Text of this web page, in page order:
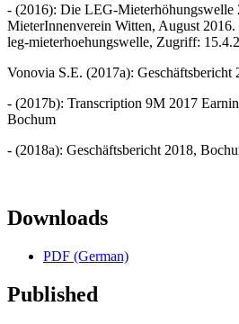
- (2016): Die LEG-Mieterhöhungswelle
MieterInnenverein Witten, August
leg-mieterhoehungswelle, Zugriff:
Vonovia S.E. (2017a): Geschäftsbericht
- (2017b): Transcription 9M 2017
Bochum
- (2018a): Geschäftsbericht 2018,
Downloads
PDF (German)
Published